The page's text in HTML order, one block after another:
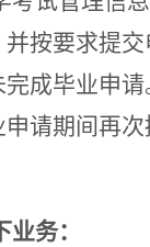
按要求提
成毕业申
请期间再
务：